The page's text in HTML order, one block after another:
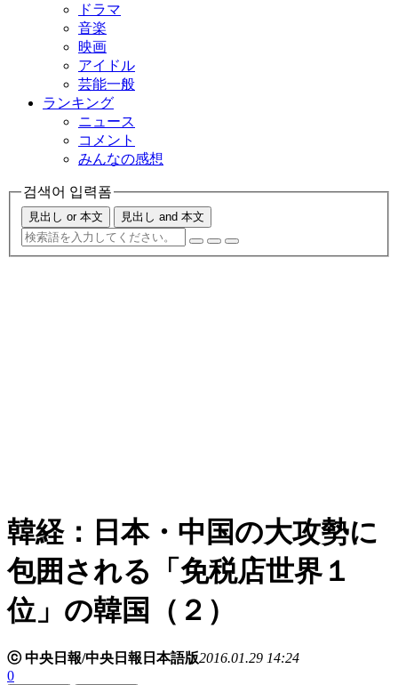
ドラマ
音楽
映画
アイドル
芸能一般
ランキング
ニュース
コメント
みんなの感想
검색어 입력폼
見出し or 本文 見出し and 本文
韓経：日本・中国の大攻勢に
包囲される「免税店世界１
位」の韓国（２）
ⓒ 中央日報/中央日報日本語版2016.01.29 14:24
0